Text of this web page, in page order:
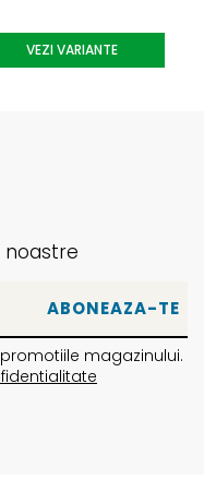
VEZI VARIANTE
noastre
magazinului.